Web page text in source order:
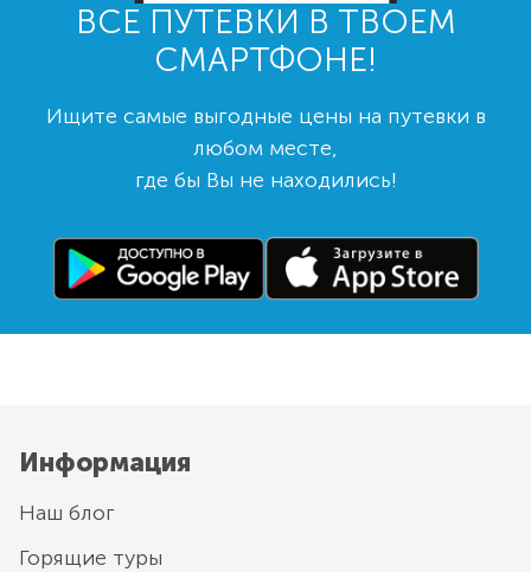
ВСЕ ПУТЕВКИ В ТВОЕМ
СМАРТФОНЕ!
Ищите самые выгодные цены на путевки в
любом месте,
где бы Вы не находились!
Информация
Наш блог
Горящие туры